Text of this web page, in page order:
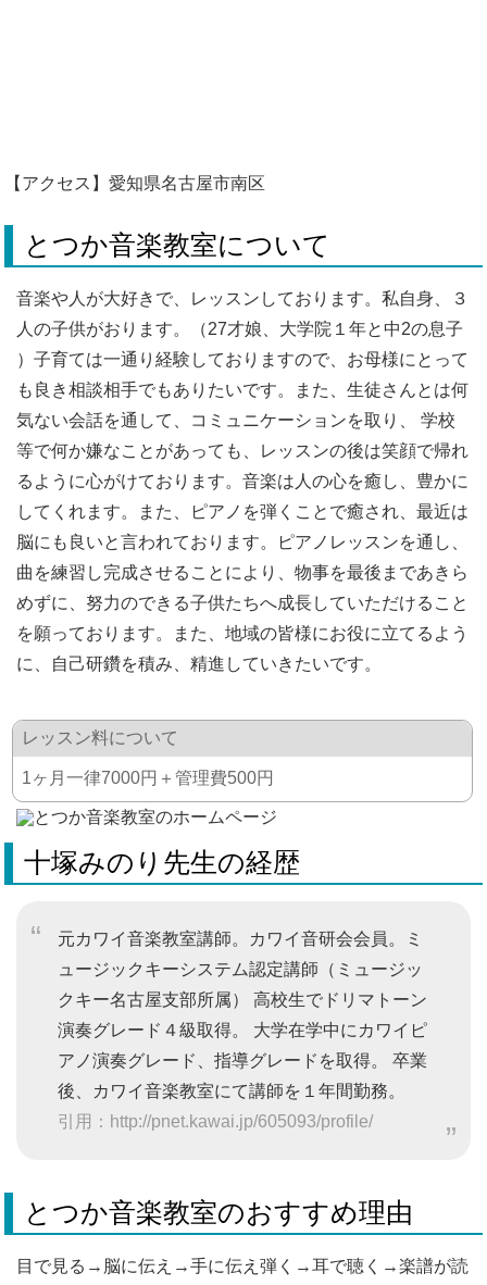
【アクセス】愛知県名古屋市南区
とつか音楽教室について
音楽や人が大好きで、レッスンしております。私自身、３
人の子供がおります。（27才娘、大学院１年と中2の息子
）子育ては一通り経験しておりますので、お母様にとって
も良き相談相手でもありたいです。また、生徒さんとは何
気ない会話を通して、コミュニケーションを取り、 学校
等で何か嫌なことがあっても、レッスンの後は笑顔で帰れ
るように心がけております。音楽は人の心を癒し、豊かに
してくれます。また、ピアノを弾くことで癒され、最近は
脳にも良いと言われております。ピアノレッスンを通し、
曲を練習し完成させることにより、物事を最後まであきら
めずに、努力のできる子供たちへ成長していただけること
を願っております。また、地域の皆様にお役に立てるよう
に、自己研鑽を積み、精進していきたいです。
レッスン料について
1ヶ月一律7000円＋管理費500円
十塚みのり先生の経歴
元カワイ音楽教室講師。カワイ音研会会員。ミ
ュージックキーシステム認定講師（ミュージッ
クキー名古屋支部所属） 高校生でドリマトーン
演奏グレード４級取得。 大学在学中にカワイピ
アノ演奏グレード、指導グレードを取得。 卒業
後、カワイ音楽教室にて講師を１年間勤務。
引用：http://pnet.kawai.jp/605093/profile/
とつか音楽教室のおすすめ理由
目で見る→脳に伝え→手に伝え弾く→耳で聴く→楽譜が読